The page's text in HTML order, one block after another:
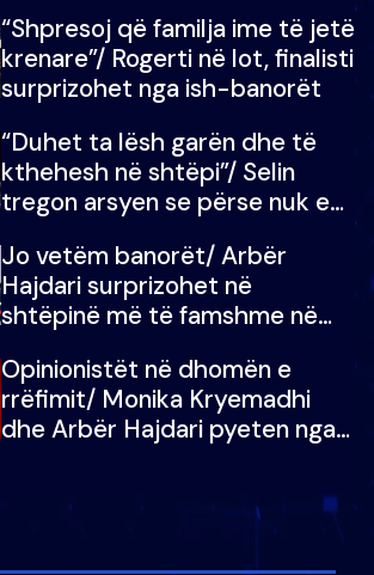
mban dot lotët: Nuk meritoj…
“Shpresoj që familja ime të jetë
krenare”/ Rogerti në lot, finalisti
surprizohet nga ish-banorët
“Duhet ta lësh garën dhe të
kthehesh në shtëpi”/ Selin
tregon arsyen se përse nuk e
çoja luftën time deri në fund
Jo vetëm banorët/ Arbër
Hajdari surprizohet në
shtëpinë më të famshme në
vajzën e tij
Opinionistët në dhomën e
rrëfimit/ Monika Kryemadhi
dhe Arbër Hajdari pyeten nga